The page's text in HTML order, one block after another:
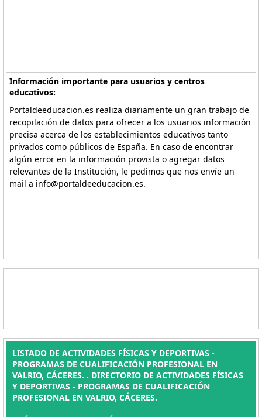
Información importante para usuarios y centros
educativos:
Portaldeeducacion.es realiza diariamente un gran trabajo de
recopilación de datos para ofrecer a los usuarios información
precisa acerca de los establecimientos educativos tanto
privados como públicos de España. En caso de encontrar
algún error en la información provista o agregar datos
relevantes de la Institución, le pedimos que nos envíe un
mail a info@portaldeeducacion.es.
LISTADO DE ACTIVIDADES FÍSICAS Y DEPORTIVAS -
PROGRAMAS DE CUALIFICACIÓN PROFESIONAL EN
VALRIO, CÁCERES. . DIRECTORIO DE ACTIVIDADES FÍSICAS
Y DEPORTIVAS - PROGRAMAS DE CUALIFICACIÓN
PROFESIONAL EN VALRIO, CÁCERES.